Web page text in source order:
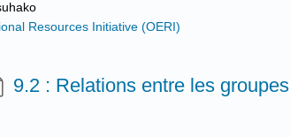
Resources Initiative (OERI)
9.2 : Relations entre les groupes